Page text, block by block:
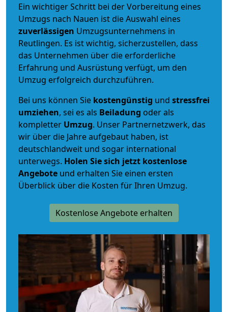
Ein wichtiger Schritt bei der Vorbereitung eines
Umzugs nach Nauen ist die Auswahl eines
zuverlässigen Umzugsunternehmens in
Reutlingen. Es ist wichtig, sicherzustellen, dass
das Unternehmen über die erforderliche
Erfahrung und Ausrüstung verfügt, um den
Umzug erfolgreich durchzuführen.
Bei uns können Sie kostengünstig und stressfrei
umziehen, sei es als Beiladung oder als
kompletter Umzug. Unser Partnernetzwerk, das
wir über die Jahre aufgebaut haben, ist
deutschlandweit und sogar international
unterwegs. Holen Sie sich jetzt kostenlose
Angebote und erhalten Sie einen ersten
Überblick über die Kosten für Ihren Umzug.
Kostenlose Angebote erhalten